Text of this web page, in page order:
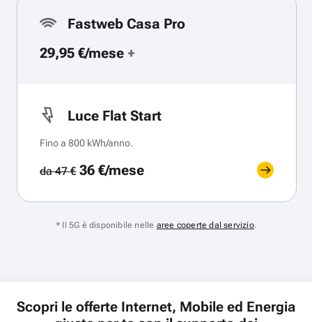
Fastweb Casa Pro
29,95 €/mese +
Luce Flat Start
Fino a 800 kWh/anno.
da 47 €36 €/mese
* Il 5G è disponibile nelle aree coperte dal servizio.
Scopri le offerte Internet, Mobile ed Energia